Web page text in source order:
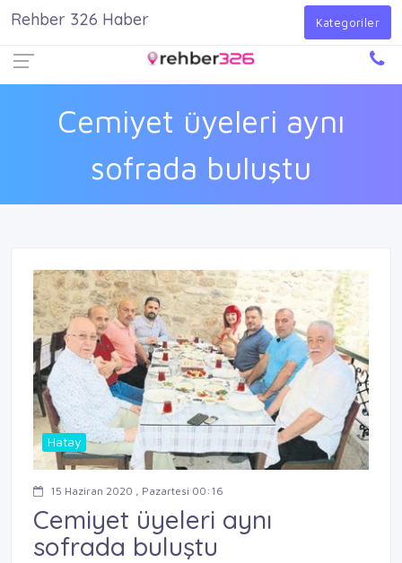
Giriş Yap
Cemiyet üyeleri aynı
sofrada buluştu
Rehber 326 Haber Kategoriler
Hatay
15 Haziran 2020 , Pazartesi 00:16
Cemiyet üyeleri aynı
sofrada buluştu